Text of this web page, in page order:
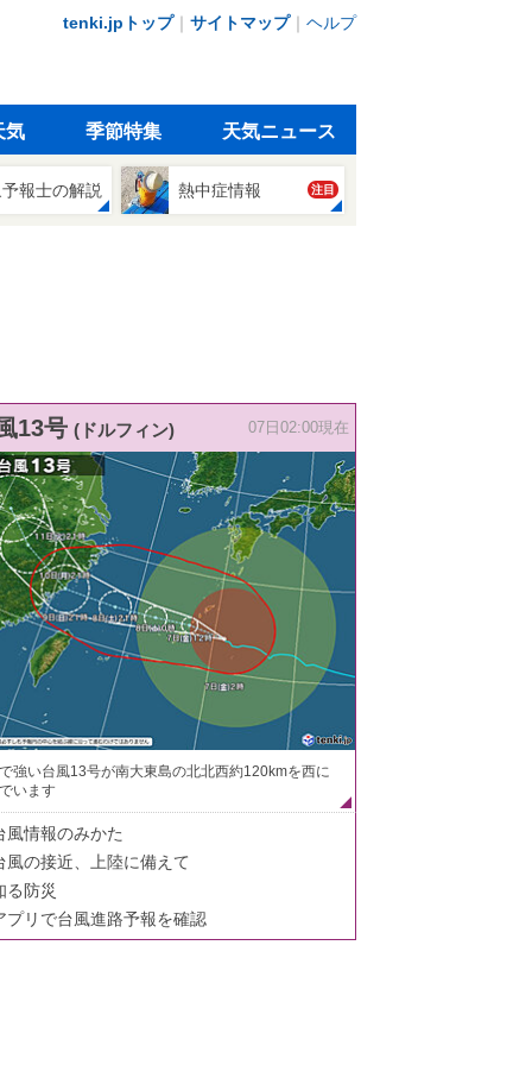
tenki.jpトップ｜ サイトマップ｜ ヘルプ
気 季節特集 天気ニュース
報士の解説 熱中症情報 注目
13号 (ドルフィン) 07日02:00現在
強い台風13号が南大東島の北北西約120kmを西に
います
風情報のみかた
風の接近、上陸に備えて
る防災
プリで台風進路予報を確認